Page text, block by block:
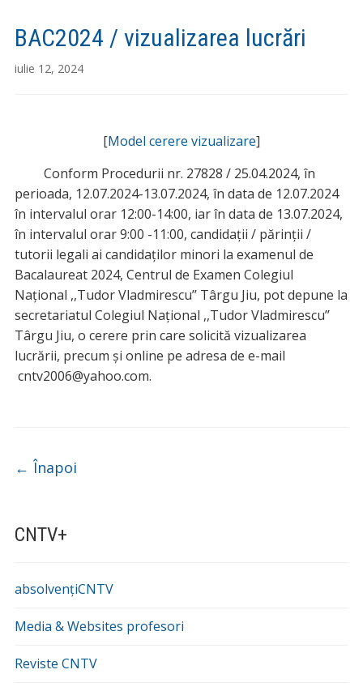
CNTV+
absolvențiCNTV
Media & Websites profesori
Reviste CNTV
BAC2024 / vizualizarea lucrări
iulie 12, 2024
[Model cerere vizualizare]
Conform Procedurii nr. 27828 / 25.04.2024, în
perioada, 12.07.2024-13.07.2024, în data de 12.07.2024
în intervalul orar 12:00-14:00, iar în data de 13.07.2024,
în intervalul orar 9:00 -11:00, candidații / părinții /
tutorii legali ai candidaților minori la examenul de
Bacalaureat 2024, Centrul de Examen Colegiul
Național ,,Tudor Vladmirescu’’ Târgu Jiu, pot depune la
secretariatul Colegiul Național ,,Tudor Vladmirescu’’
Târgu Jiu, o cerere prin care solicită vizualizarea
lucrării, precum și online pe adresa de e-mail
cntv2006@yahoo.com.
Navigare
← Înapoi